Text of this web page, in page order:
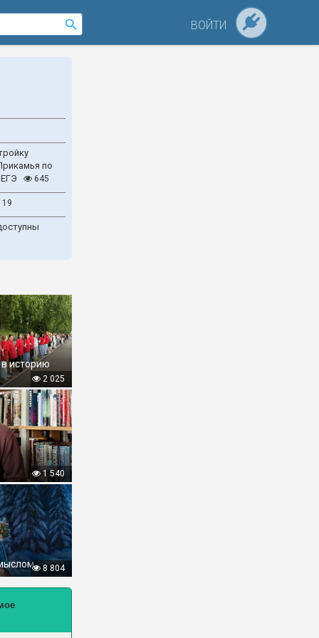
ВОЙТИ
по
645
историю
2 025
1 540
8 804